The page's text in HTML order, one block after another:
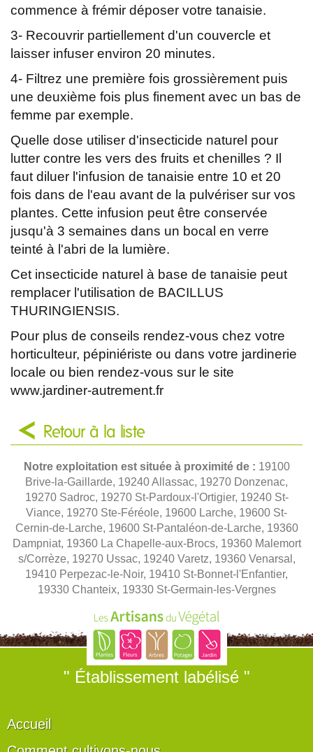
commence à frémir déposer votre tanaisie.
3- Recouvrir partiellement d'un couvercle et
laisser infuser environ 20 minutes.
4- Filtrez une première fois grossièrement puis
une deuxième fois plus finement avec un bas de
femme par exemple.
Quelle dose utiliser d'insecticide naturel pour
lutter contre les vers des fruits et chenilles ? Il
faut diluer l'infusion de tanaisie entre 10 et 20
fois dans de l'eau avant de la pulvériser sur vos
plantes. Cette infusion peut être conservée
jusqu'à 3 semaines dans un bocal en verre
teinté à l'abri de la lumière.
Cet insecticide naturel à base de tanaisie peut
remplacer l'utilisation de BACILLUS
THURINGIENSIS.
Pour plus de conseils rendez-vous chez votre
horticulteur, pépiniériste ou dans votre jardinerie
locale ou bien rendez-vous sur le site
www.jardiner-autrement.fr
Retour à la liste
Notre exploitation est située à proximité de : 19100
Brive-la-Gaillarde, 19240 Allassac, 19270 Donzenac,
19270 Sadroc, 19270 St-Pardoux-l'Ortigier, 19240 St-
Viance, 19270 Ste-Féréole, 19600 Larche, 19600 St-
Cernin-de-Larche, 19600 St-Pantaléon-de-Larche, 19360
Dampniat, 19360 La Chapelle-aux-Brocs, 19360 Malemort
s/Corrèze, 19270 Ussac, 19240 Varetz, 19360 Venarsal,
19410 Perpezac-le-Noir, 19410 St-Bonnet-l'Enfantier,
19330 Chanteix, 19330 St-Germain-les-Vergnes
" Établissement labélisé "
Accueil